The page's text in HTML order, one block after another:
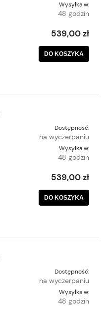
Wysyłka w:
48 godzin
539,00 zł
DO KOSZYKA
Dostępność:
na wyczerpaniu
Wysyłka w:
48 godzin
539,00 zł
DO KOSZYKA
Dostępność:
na wyczerpaniu
Wysyłka w:
48 godzin